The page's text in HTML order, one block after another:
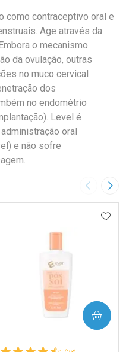
como contraceptivo oral e
Age através da
o mecanismo
da ovulação, outras
no muco cervical
dos
no endométrio
Level é
oral
e não sofre
Imagem
AOS FAVORITOS
COMPRAR